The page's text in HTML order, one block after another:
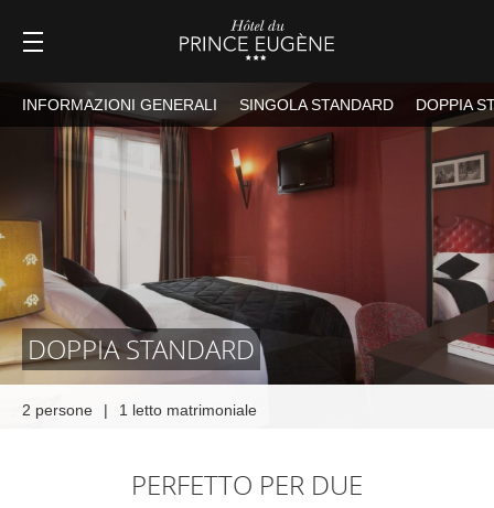
INFORMAZIONI GENERALI SINGOLA STANDARD DOPPIA
DOPPIA STANDARD
2 persone | 1 letto matrimoniale
PERFETTO PER DUE